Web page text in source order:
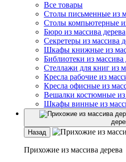
Все товары
Столы письменные из
Столы компьютерные
Бюро из массива дерева
Секретеры из массива
Шкафы книжные из
Библиотеки из массива
Стеллажи для книг из
Кресла рабочие из
Кресла офисные из
Вешалки костюмные из
Шкафы винные из
Назад
Прихожие из массива дерева